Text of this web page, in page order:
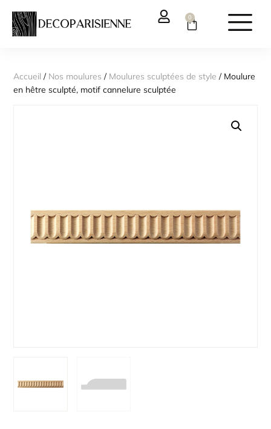
0
Accueil / Nos moulures / Moulures sculptées de style / Moulure
en hêtre sculpté, motif cannelure sculptée